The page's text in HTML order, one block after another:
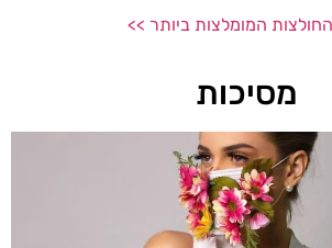
המומלצות ביותר >>
מסיכות